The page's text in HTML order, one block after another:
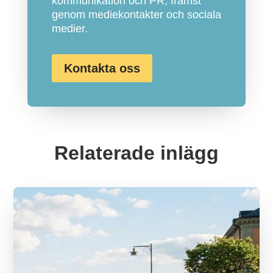
genom mediekontakter och sociala
medier.
Kontakta oss
Relaterade inlägg